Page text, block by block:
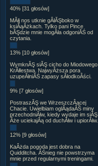
40% [31 głosów]
MĂłj nos utknie gÂłĂŞboko w
ksiÂąÂżkach. Tylko pani Pince
bĂŞdzie mnie mogÂła odgoniĂŚ od
czytania.
13% [10 głosów]
WymknĂŞ siĂŞ cicho do Miodowego
KrĂłlestwa. NajwyÂższa pora
uzupeÂłniĂŚ zapasy sÂłodkoÂści.
9% [7 głosów]
PostraszĂŞ we WrzeszczÂącej
Chacie. Uwielbiam oglÂądaĂŚ miny
przechodniĂłw, kiedy wydaje im siĂŞ,
Âże uciekajÂą od duchĂłw i upiorĂłw.
12% [9 głosów]
KaÂżda pogoda jest dobra na
Quidditcha. ÂŚnieg nie powstrzyma
mnie przed regularnymi treningami.